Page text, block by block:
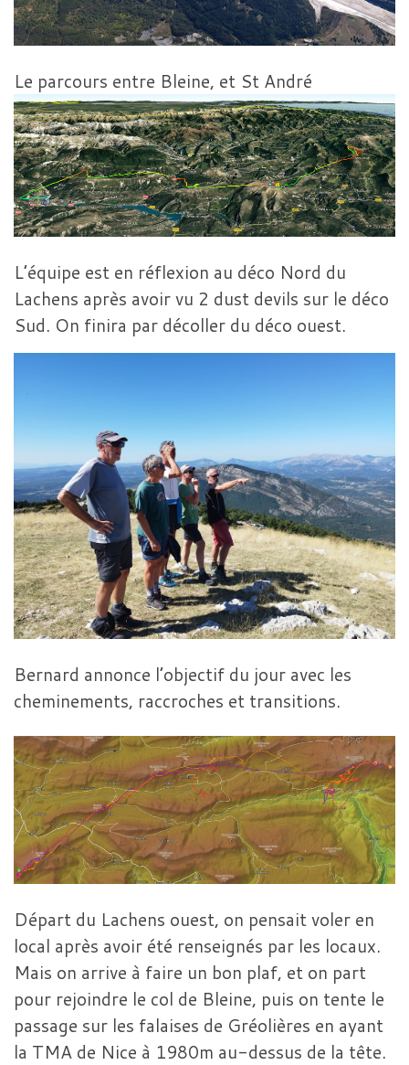
Le parcours entre Bleine, et St André
L’équipe est en réflexion au déco Nord du
Lachens après avoir vu 2 dust devils sur le déco
Sud. On finira par décoller du déco ouest.
Bernard annonce l’objectif du jour avec les
cheminements, raccroches et transitions.
Départ du Lachens ouest, on pensait voler en
local après avoir été renseignés par les locaux.
Mais on arrive à faire un bon plaf, et on part
pour rejoindre le col de Bleine, puis on tente le
passage sur les falaises de Gréolières en ayant
la TMA de Nice à 1980m au-dessus de la tête.